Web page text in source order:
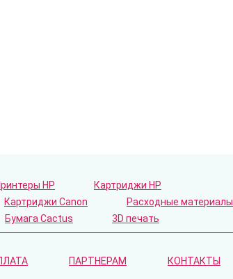
HP
Картриджи HP
Картриджи Canon
Расходные материалы
Бумага Cactus 3D печать
ПАРТНЕРАМ КОНТАКТЫ